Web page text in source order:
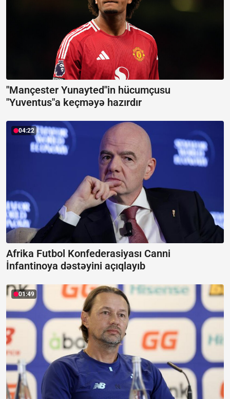
"Mançester Yunayted"in hücumçusu
"Yuventus"a keçməyə hazırdır
04:22
Afrika Futbol Konfederasiyası Canni
İnfantinoya dəstəyini açıqlayıb
01:49